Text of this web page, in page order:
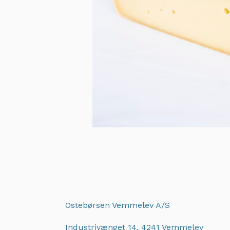
Ostebørsen Vemmelev A/S
Industrivænget 14, 4241 Vemmelev